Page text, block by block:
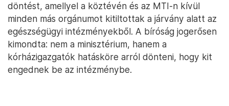
döntést, amellyel a köztévén és az MTI-n kívül
minden más orgánumot kitiltottak a járvány alatt az
egészségügyi intézményekből. A bíróság jogerősen
kimondta: nem a minisztérium, hanem a
kórházigazgatók hatásköre arról dönteni, hogy kit
engednek be az intézménybe.